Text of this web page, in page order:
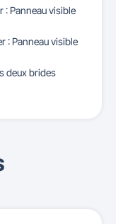
: Panneau visible
: Panneau visible
deux brides